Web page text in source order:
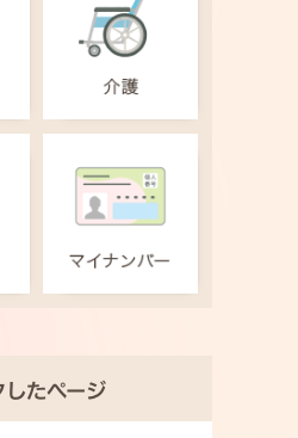
たページ